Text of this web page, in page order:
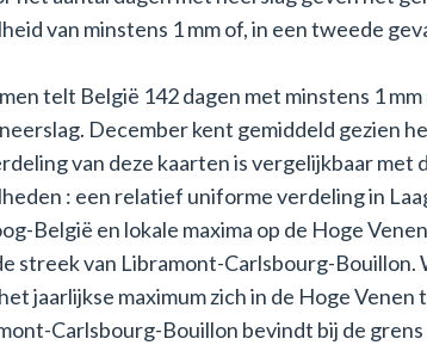
van minstens 1 mm of, in een tweede
telt België 142 dagen met minstens 1
December kent gemiddeld gezien
van deze kaarten is vergelijkbaar met
: een relatief uniforme verdeling in
België en lokale maxima op de Hoge
streek van Libramont-Carlsbourg-Bouillon.
jaarlijkse maximum zich in de Hoge Venen
Carlsbourg-Bouillon bevindt bij de